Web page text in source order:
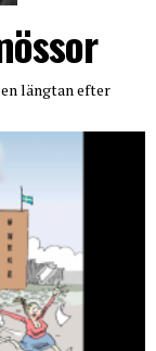
längtan efter